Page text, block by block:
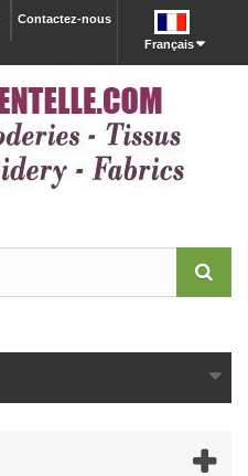
Français
Contactez-nous